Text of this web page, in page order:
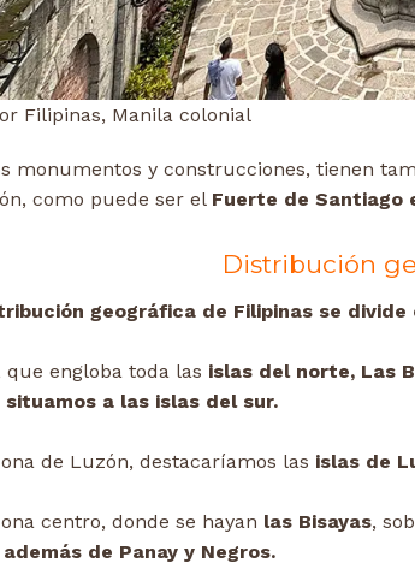
Filipinas, Manila colonial
monumentos y construcciones, tienen
como puede ser el Fuerte de Santiago
Distribución
geográfica de Filipinas se divide
que engloba toda las islas del norte, Las
situamos a las islas del sur.
de Luzón, destacaríamos las islas de
centro, donde se hayan las Bisayas,
además de Panay y Negros.